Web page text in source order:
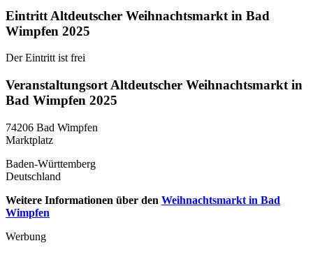
Eintritt Altdeutscher Weihnachtsmarkt in Bad
Wimpfen 2025
Der Eintritt ist frei
Veranstaltungsort Altdeutscher Weihnachtsmarkt in
Bad Wimpfen 2025
74206 Bad Wimpfen
Marktplatz
Baden-Württemberg
Deutschland
Weitere Informationen über den Weihnachtsmarkt in Bad
Wimpfen
Werbung